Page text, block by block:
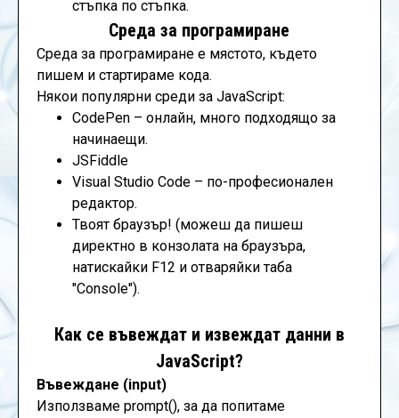
стъпка по стъпка.
Среда за програмиране
Среда за програмиране е мястото, където
пишем и стартираме кода.
Някои популярни среди за JavaScript:
CodePen – онлайн, много подходящо за
начинаещи.
JSFiddle
Visual Studio Code – по-професионален
редактор.
Твоят браузър! (можеш да пишеш
директно в конзолата на браузъра,
натискайки F12 и отваряйки таба
"Console").
Как се въвеждат и извеждат данни в
JavaScript?
Въвеждане (input)
Използваме prompt(), за да попитаме